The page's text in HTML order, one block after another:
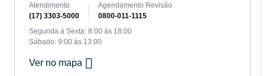
Atendimento
(17) 3303-5000
Agendamento Revisão
0800-011-1115
Segunda à Sexta: 8:00 às 18:00
Sábado: 9:00 às 13:00
Ver no mapa